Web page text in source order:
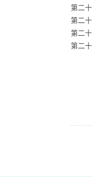
第二
第二
第二
第二